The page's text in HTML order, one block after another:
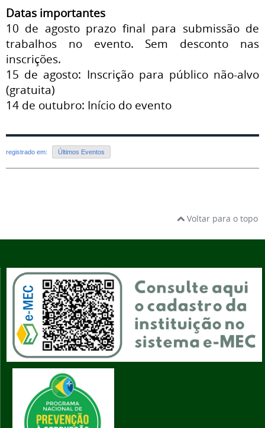
Datas importantes
10 de agosto prazo final para submissão de
trabalhos no evento. Sem desconto nas
inscrições.
15 de agosto: Inscrição para público não-alvo
(gratuita)
14 de outubro: Início do evento
registrado em: Últimos Eventos
Voltar para o topo